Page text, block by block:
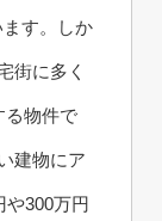
す。しか
街に多く
る物件で
建物にア
や300万円